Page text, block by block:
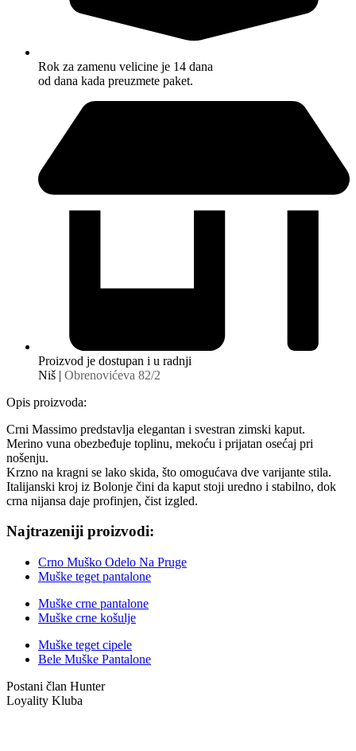
Rok za zamenu velicine je 14 dana
od dana kada preuzmete paket.
Proizvod je dostupan i u radnji
Niš | Obrenovićeva 82/2
Opis proizvoda:
Crni Massimo predstavlja elegantan i svestran zimski kaput.
Merino vuna obezbeđuje toplinu, mekoću i prijatan osećaj pri
nošenju.
Krzno na kragni se lako skida, što omogućava dve varijante stila.
Italijanski kroj iz Bolonje čini da kaput stoji uredno i stabilno, dok
crna nijansa daje profinjen, čist izgled.
Najtrazeniji proizvodi:
Crno Muško Odelo Na Pruge
Muške teget pantalone
Muške crne pantalone
Muške crne košulje
Muške teget cipele
Bele Muške Pantalone
Postani član Hunter
Loyality Kluba